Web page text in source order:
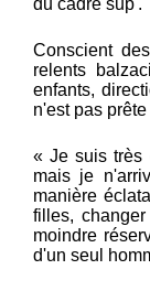
du cadre sup'.
Conscient
relents
enfants,
n'est pas
« Je suis très
mais je
manière
filles,
moindre
d'un seul